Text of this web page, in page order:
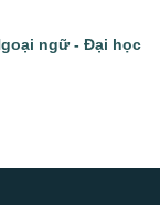
ngữ - Đại học